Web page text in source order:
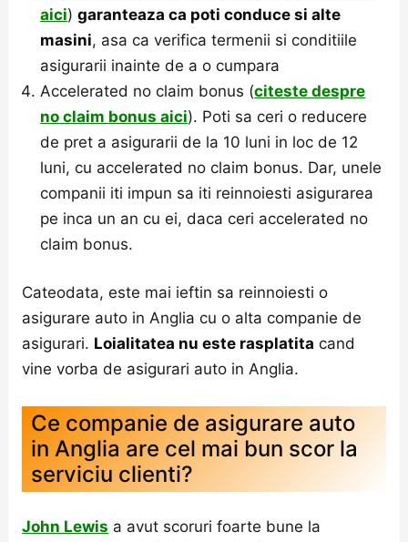
aici)garanteaza ca poti conduce si alte
masini, asa ca verifica termenii si conditiile
asigurarii inainte de a o cumpara
Accelerated no claim bonus (citeste despre
no claim bonus aici). Poti sa ceri o reducere
de pret a asigurarii de la 10 luni in loc de 12
luni, cu accelerated no claim bonus. Dar, unele
companii iti impun sa iti reinnoiesti asigurarea
pe inca un an cu ei, daca ceri accelerated no
claim bonus.
Cateodata, este mai ieftin sa reinnoiesti o
asigurare auto in Anglia cu o alta companie de
asigurari. Loialitatea nu este rasplatita cand
vine vorba de asigurari auto in Anglia.
Ce companie de asigurare auto
in Anglia are cel mai bun scor la
serviciu clienti?
John Lewis a avut scoruri foarte bune la